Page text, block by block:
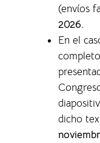
(envíos
2026.
En el
dicho